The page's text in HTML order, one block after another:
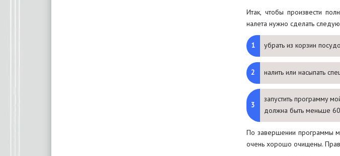
Итак, чтобы произвести
налета нужно сделать
убрать из корзин
налить или насыпать
запустить программу
должна быть меньше
По завершении программы
очень хорошо очищены.